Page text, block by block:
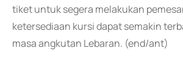
tiket untuk segera melakukan
ketersediaan kursi dapat semakin
masa angkutan Lebaran. (end/ant)